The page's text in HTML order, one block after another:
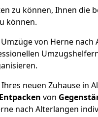
zu können, Ihnen die
können.
von Herne
neuen Zuhause in
Entpacken von
nach Alterlangen